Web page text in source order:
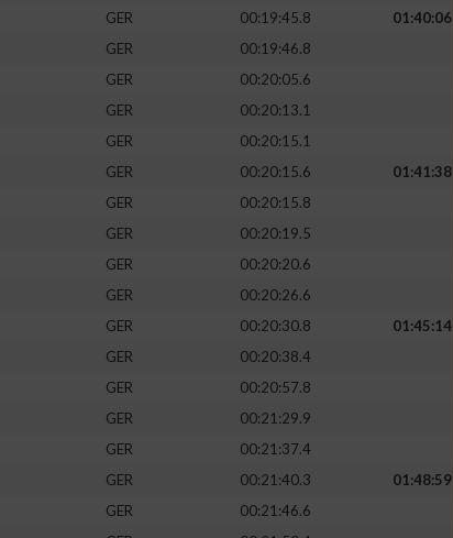
GER 00:19:45.8
01:40:06
GER
00:19:46.8
GER
00:20:05.6
GER
00:20:13.1
GER
00:20:15.1
GER 00:20:15.6
01:41:38
GER
00:20:15.8
GER
00:20:19.5
GER
00:20:20.6
GER
00:20:26.6
GER 00:20:30.8
01:45:14
GER
00:20:38.4
GER
00:20:57.8
GER
00:21:29.9
GER
00:21:37.4
GER 00:21:40.3
01:48:59
GER
00:21:46.6